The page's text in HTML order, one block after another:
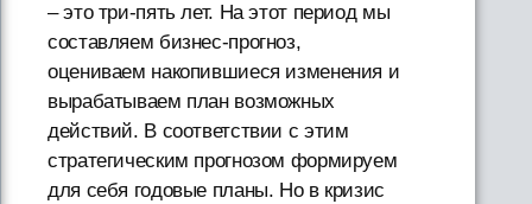
– это три-пять лет. На этот период мы
составляем бизнес-прогноз,
оцениваем накопившиеся изменения и
вырабатываем план возможных
действий. В соответствии с этим
стратегическим прогнозом формируем
для себя годовые планы. Но в кризис